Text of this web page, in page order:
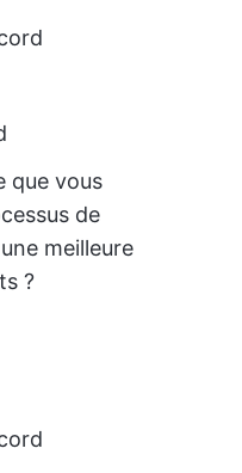
que vous
de
meilleure
?